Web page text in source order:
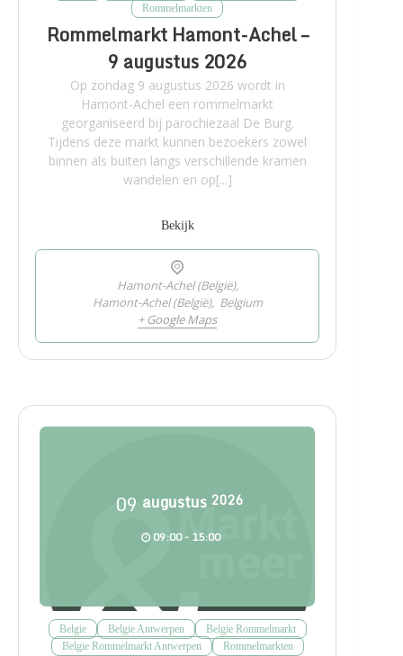
Rommelmarkten
Rommelmarkt Hamont-Achel –
9 augustus 2026
Op zondag 9 augustus 2026 wordt in
Hamont-Achel een rommelmarkt
georganiseerd bij parochiezaal De Burg.
Tijdens deze markt kunnen bezoekers zowel
binnen als buiten langs verschillende kramen
wandelen en op[...]
Bekijk
Hamont-Achel (België),
Hamont-Achel (België), Belgium
+ Google Maps
09 augustus 2026
09:00 - 15:00
Belgie Belgie Antwerpen
Belgie Rommelmarkt
Belgie Rommelmarkt Antwerpen
Rommelmarkten